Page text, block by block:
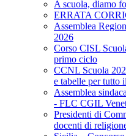
A scuola, diamo
ERRATA
Assemblea
2026
Corso CISL
primo ciclo
CCNL Scuola
e tabelle per tutto
Assemblea
- FLC CGIL
Presidenti di
docenti di